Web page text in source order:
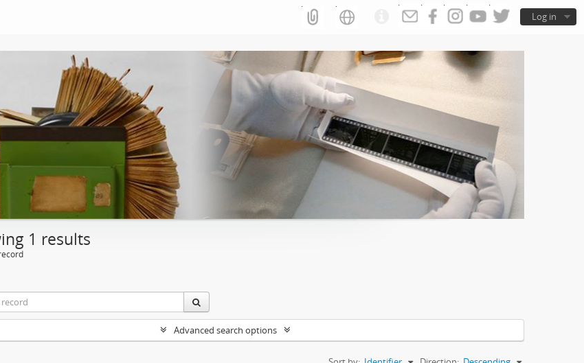
Log in
1 results
Advanced search options